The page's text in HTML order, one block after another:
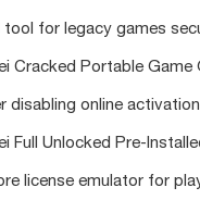
tool for legacy games
Cracked Portable Game
disabling online
Full Unlocked Pre-
license emulator for